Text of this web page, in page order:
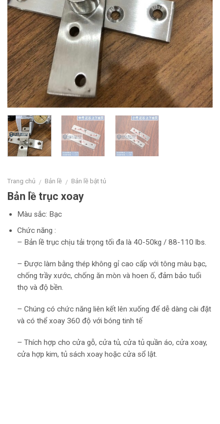
Trang chủ / Bản lề / Bản lề bật tủ
Bản lề trục xoay
Màu sắc: Bạc
Chức năng :
– Bản lề trục chịu tải trọng tối đa là 40-50kg / 88-110 lbs.
– Được làm bằng thép không gỉ cao cấp với tông màu bạc,
chống trầy xước, chống ăn mòn và hoen ố, đảm bảo tuổi
thọ và độ bền.
– Chúng có chức năng liên kết lên xuống để dễ dàng cài đặt
và có thể xoay 360 độ với bóng tinh tế
– Thích hợp cho cửa gỗ, cửa tủ, cửa tủ quần áo, cửa xoay,
cửa hợp kim, tủ sách xoay hoặc cửa sổ lật.